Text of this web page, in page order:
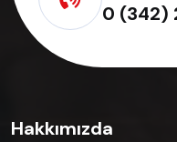
0 (342)
Hakkımızda